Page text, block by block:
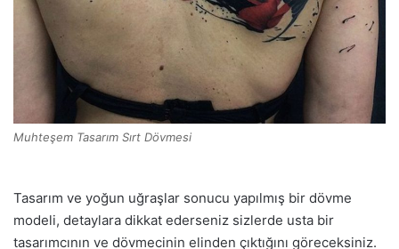
Muhteşem Tasarım Sırt Dövmesi
Tasarım ve yoğun uğraşlar sonucu yapılmış bir dövme
modeli, detaylara dikkat ederseniz sizlerde usta bir
tasarımcının ve dövmecinin elinden çıktığını göreceksiniz.